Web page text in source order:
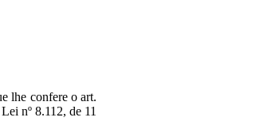
lhe confere o art.
nº 8.112, de 11